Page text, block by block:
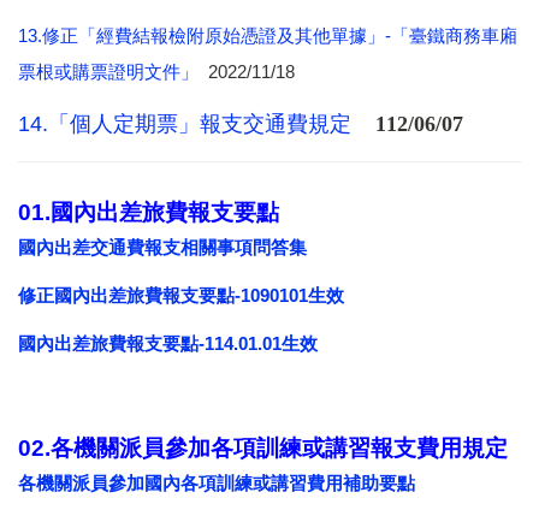
13.修正「經費結報檢附原始憑證及其他單據」-「臺鐵商務車廂
票根或購票證明文件」
2022/11/18
14. 「個人定期票」報支交通費規定 112/06/07
01.國內出差旅費報支要點
國內出差交通費報支相關事項問答集
修正國內出差旅費報支要點-1090101生效
國內出差旅費報支要點-114.01.01生效
02.各機關派員參加各項訓練或講習報支費用規定
各機關派員參加國內各項訓練或講習費用補助要點